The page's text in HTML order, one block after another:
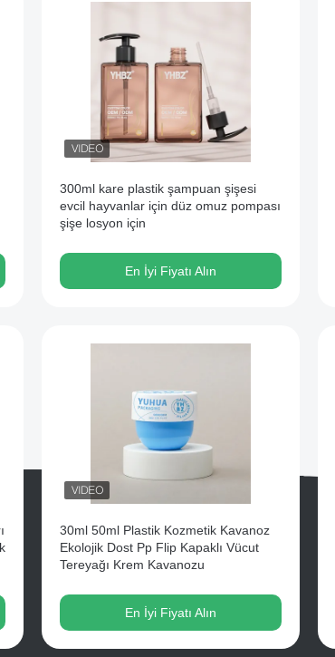
300ml kare plastik şampuan şişesi
evcil hayvanlar için düz omuz pompası
şişe losyon için
En İyi Fiyatı Alın
30ml 50ml Plastik Kozmetik Kavanoz
Ekolojik Dost Pp Flip Kapaklı Vücut
Tereyağı Krem Kavanozu
En İyi Fiyatı Alın